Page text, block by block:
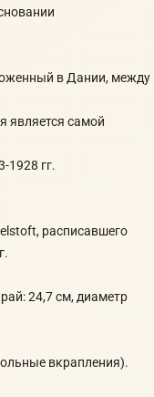
в Дании, между
является самой
1928 гг.
расписавшего
24,7 см, диаметр
вкрапления).